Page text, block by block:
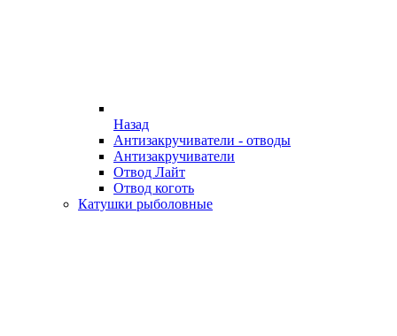
Назад
Антизакручиватели - отводы
Антизакручиватели
Отвод Лайт
Отвод коготь
Катушки рыболовные